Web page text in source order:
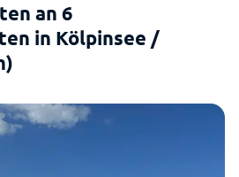
an 6
in Kölpinsee /